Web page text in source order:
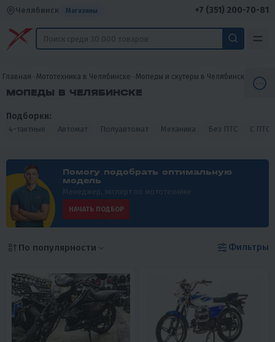
Челябинск Магазины +7 (351) 200-70-81
Главная Мототехника в Челябинске Мопеды и скутеры в Челябинске
МОПЕДЫ В ЧЕЛЯБИНСКЕ
Подборки:
4-тактные Автомат Полуавтомат Механика Без ПТС С ПТС
Помогу подобрать оптимальную
модель
Менеджер, эксперт по мототехнике
НАЧАТЬ ПОДБОР
По популярности Фильтры